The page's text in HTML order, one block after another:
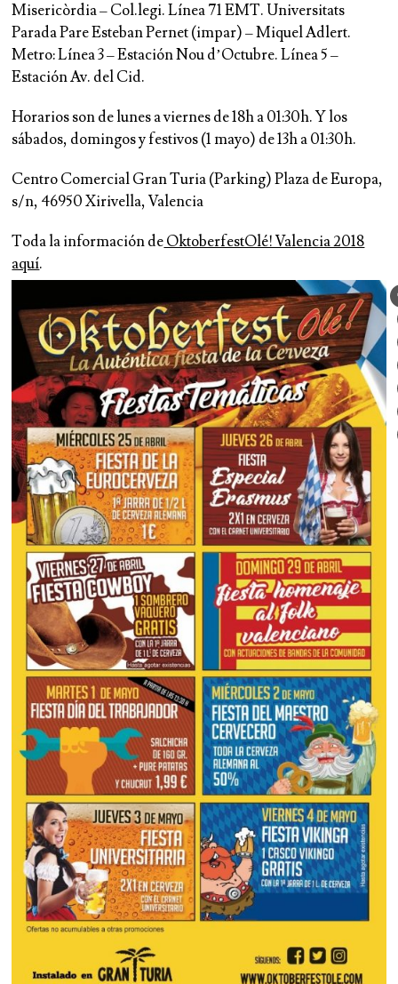
Misericòrdia – Col.legi. Línea 71 EMT. Universitats
Parada Pare Esteban Pernet (impar) – Miquel Adlert.
Metro: Línea 3 – Estación Nou d’Octubre. Línea 5 –
Estación Av. del Cid.
Horariosson de lunes a viernes de 18h a 01:30h. Y los
sábados, domingos y festivos (1 mayo) de 13h a 01:30h.
Centro Comercial Gran Turia(Parking) Plaza de Europa,
s/n, 46950 Xirivella, Valencia
Toda la información deOktoberfestOlé! Valencia 2018
aquí.